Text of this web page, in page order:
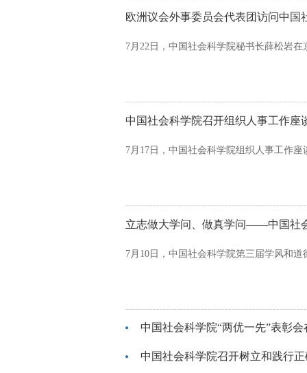
欧洲议会外事委员会代表团访问中国
7月22日，中国社会科学院秘书长薛松岩
中国社会科学院召开组织人事工作座
7月17日，中国社会科学院组织人事工作
立志做大学问、做真学问——中国社
7月10日，中国社会科学院第三届学风和
中国社会科学院“两优一先”表彰会
中国社会科学院召开树立和践行